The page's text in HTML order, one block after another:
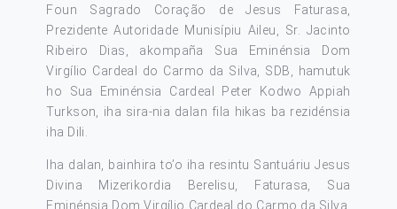
Foun Sagrado Coração de Jesus Faturasa,
Prezidente Autoridade Munisípiu Aileu, Sr. Jacinto
Ribeiro Dias, akompaña Sua Eminénsia Dom
Virgílio Cardeal do Carmo da Silva, SDB, hamutuk
ho Sua Eminénsia Cardeal Peter Kodwo Appiah
Turkson, iha sira-nia dalan fila hikas ba rezidénsia
iha Dili.
Iha dalan, bainhira to’o iha resintu Santuáriu Jesus
Divina Mizerikordia Berelisu, Faturasa, Sua
Eminénsia Dom Virgílio Cardeal do Carmo da Silva,